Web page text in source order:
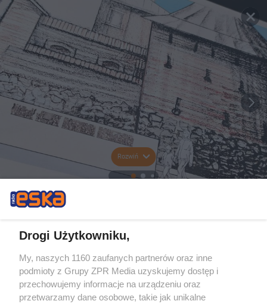
Rozwiń
Drogi Użytkowniku,
My, naszych 1160 zaufanych partnerów oraz inne
podmioty z Grupy ZPR Media uzyskujemy dostęp i
przechowujemy informacje na urządzeniu oraz
przetwarzamy dane osobowe, takie jak unikalne